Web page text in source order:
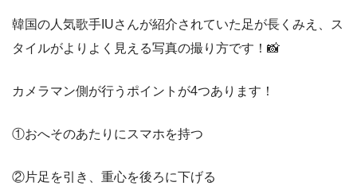
韓国の人気歌手IUさんが紹介されていた足が長くみえ、ス
タイルがよりよく見える写真の撮り方です！📸
カメラマン側が行うポイントが4つあります！
①おへそのあたりにスマホを持つ
②片足を引き、重心を後ろに下げる